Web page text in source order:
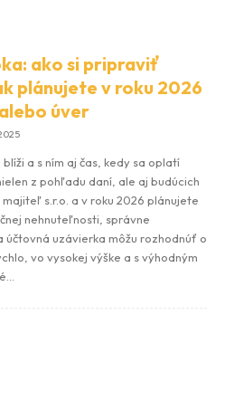
ako si pripraviť
plánujete v roku 2026
úver
a s ním aj čas, kedy sa oplatí
z pohľadu daní, ale aj budúcich
s.r.o. a v roku 2026 plánujete
nehnuteľnosti, správne
uzávierka môžu rozhodnúť o
vo vysokej výške a s výhodným